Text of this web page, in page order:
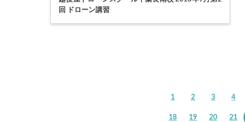
回 ドローン講習
1 2 3 4
18 19 20 21